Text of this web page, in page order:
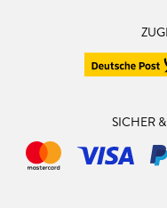
SICHER